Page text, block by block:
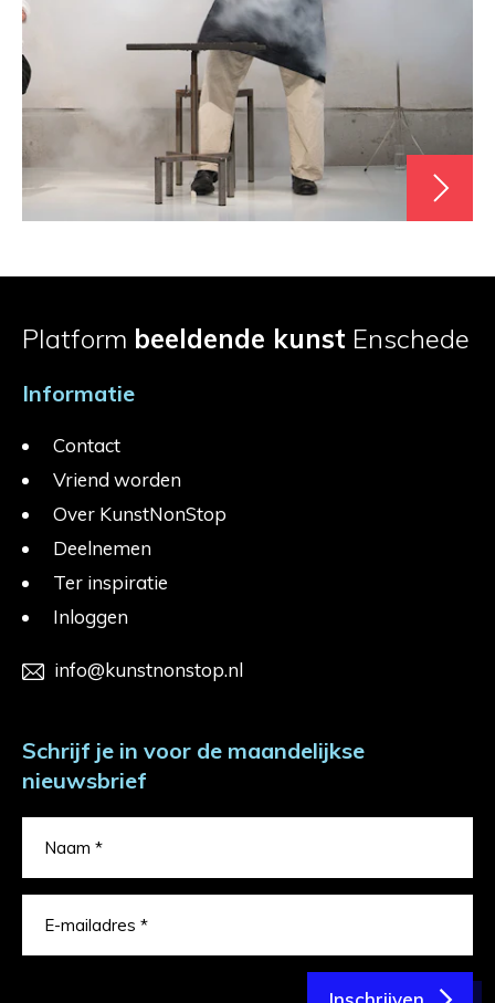
Platform beeldende kunst Enschede
Informatie
Contact
Vriend worden
Over KunstNonStop
Deelnemen
Ter inspiratie
Inloggen
info@kunstnonstop.nl
Schrijf je in voor de maandelijkse
nieuwsbrief